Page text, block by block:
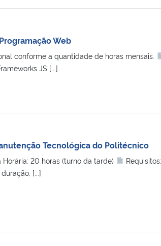
Web
conforme a quantidade de horas mensais.
JS [...]
Tecnológica do Politécnico
20 horas (turno da tarde)
[...]